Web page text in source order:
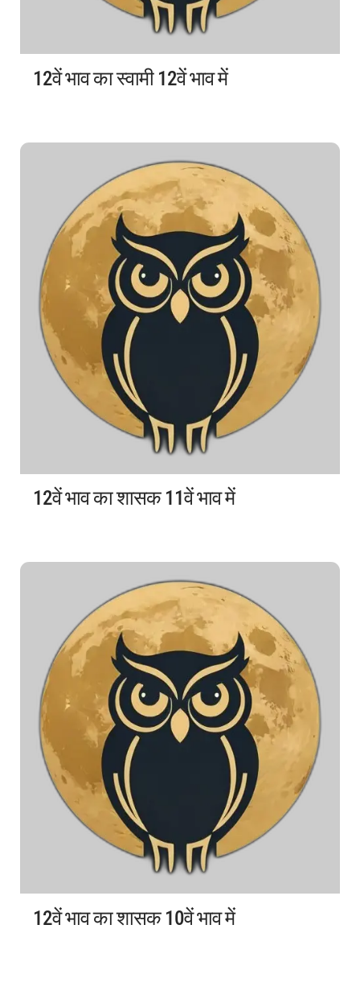
12वें भाव का स्वामी 12वें भाव में
12वें भाव का शासक 11वें भाव में
12वें भाव का शासक 10वें भाव में